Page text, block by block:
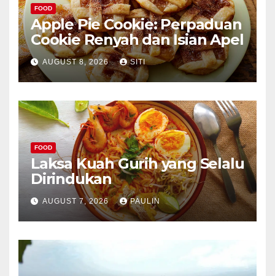
FOOD
Apple Pie Cookie: Perpaduan
Cookie Renyah dan Isian Apel
AUGUST 8, 2026 SITI
FOOD
Laksa Kuah Gurih yang Selalu
Dirindukan
AUGUST 7, 2026 PAULIN